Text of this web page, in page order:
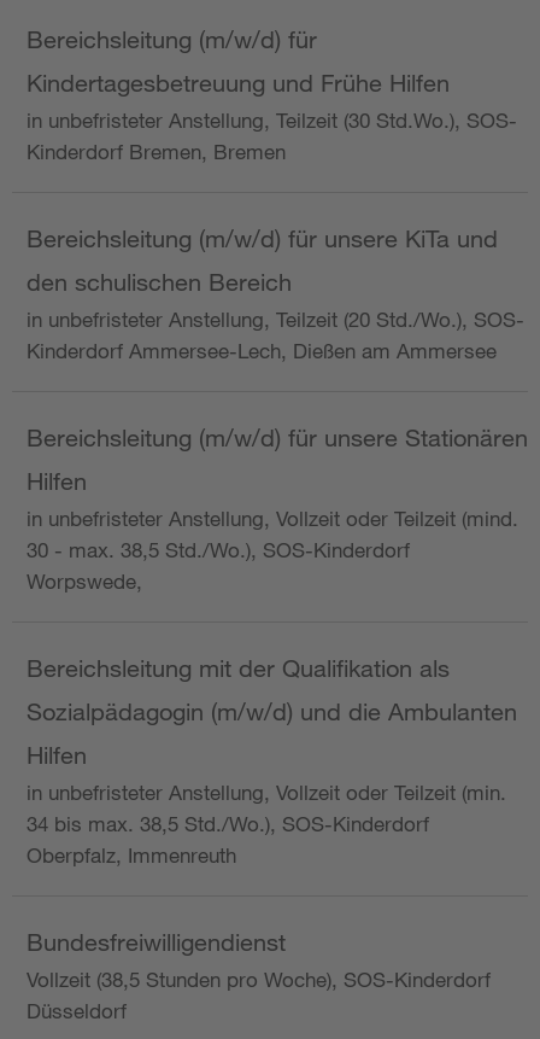
Bereichsleitung (m/w/d) für
Kindertagesbetreuung und Frühe Hilfen
in unbefristeter Anstellung, Teilzeit (30 Std.Wo.), SOS-
Kinderdorf Bremen, Bremen
Bereichsleitung (m/w/d) für unsere KiTa und
den schulischen Bereich
in unbefristeter Anstellung, Teilzeit (20 Std./Wo.), SOS-
Kinderdorf Ammersee-Lech, Dießen am Ammersee
Bereichsleitung (m/w/d) für unsere Stationären
Hilfen
in unbefristeter Anstellung, Vollzeit oder Teilzeit (mind.
30 - max. 38,5 Std./Wo.), SOS-Kinderdorf
Worpswede,
Bereichsleitung mit der Qualifikation als
Sozialpädagogin (m/w/d) und die Ambulanten
Hilfen
in unbefristeter Anstellung, Vollzeit oder Teilzeit (min.
34 bis max. 38,5 Std./Wo.), SOS-Kinderdorf
Oberpfalz, Immenreuth
Bundesfreiwilligendienst
Vollzeit (38,5 Stunden pro Woche), SOS-Kinderdorf
Düsseldorf